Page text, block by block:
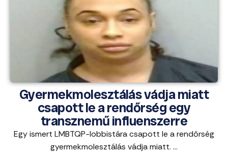
Gyermekmolesztálás vádja miatt
csapott le a rendőrség egy
transznemű influenszerre
Egy ismert LMBTQP-lobbistára csapott le a rendőrség
gyermekmolesztálás vádja miatt. ...